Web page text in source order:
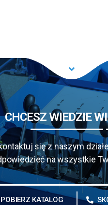
CHCESZ WIEDZIE
się z naszym
na wszystkie
POBIERZ KATALOG